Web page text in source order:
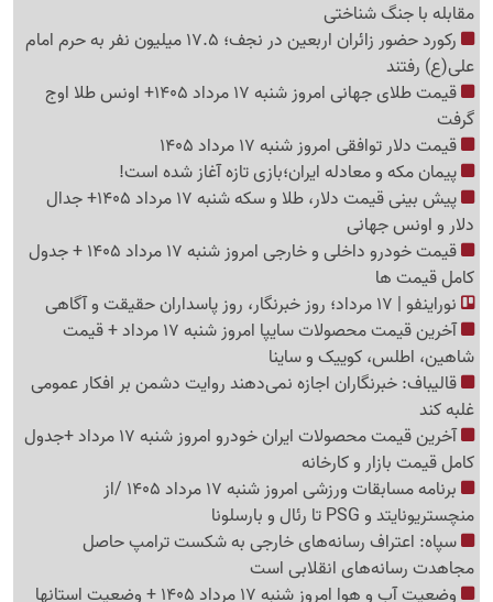
مقابله با جنگ شناختی
رکورد حضور زائران اربعین در نجف؛ 17.5 میلیون نفر به حرم امام
علی(ع) رفتند
قیمت طلای جهانی امروز شنبه 17 مرداد 1405+ اونس طلا اوج
گرفت
قیمت دلار توافقی امروز شنبه 17 مرداد 1405
پیمان مکه و معادله ایران؛بازی تازه آغاز شده است!
پیش ‌بینی قیمت دلار، طلا و سکه شنبه 17 مرداد 1405+ جدال
دلار و اونس جهانی
قیمت خودرو داخلی و خارجی امروز شنبه 17 مرداد 1405 + جدول
کامل قیمت ها
نوراینفو | 17 مرداد؛ روز خبرنگار، روز پاسداران حقیقت و آگاهی
آخرین قیمت محصولات سایپا امروز شنبه 17 مرداد + قیمت
شاهین، اطلس، کوییک و ساینا
قالیباف: خبرنگاران اجازه نمی‌دهند روایت دشمن بر افکار عمومی
غلبه کند
آخرین قیمت محصولات ایران خودرو امروز شنبه 17 مرداد +جدول
کامل قیمت بازار و کارخانه
برنامه مسابقات ورزشی امروز شنبه 17 مرداد 1405 /از
منچستریونایتد و PSG تا رئال و بارسلونا
سپاه: اعتراف رسانه‌های خارجی به شکست ترامپ حاصل
مجاهدت رسانه‌های انقلابی است
وضعیت آب و هوا امروز شنبه 17 مرداد 1405 + وضعیت استانها